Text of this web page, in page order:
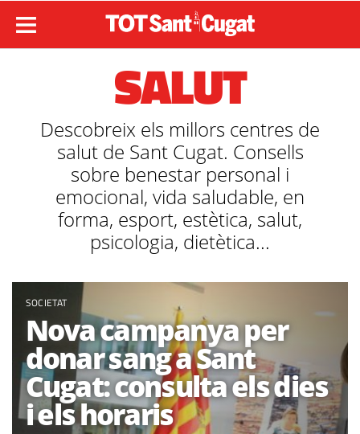
SALUT
Descobreix els millors centres de
salut de Sant Cugat. Consells
sobre benestar personal i
emocional, vida saludable, en
forma, esport, estètica, salut,
psicologia, dietètica...
SOCIETAT
Nova campanya per
donar sang a Sant
Cugat: consulta els dies
i els horaris